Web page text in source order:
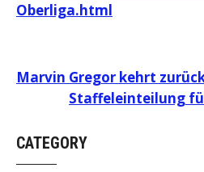
Oberliga.html
Beitragsnavigation
Marvin Gregor kehrt
Staffeleinteilung
CATEGORY